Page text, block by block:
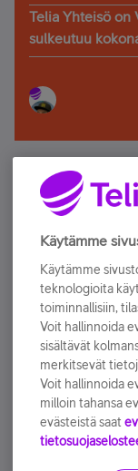
Telia Yhteisö on
sulkeutuu
Älä jää
Tilaa Telian
sähköpostiisi.
Tilaa nyt
Käytämme
Käytämme
teknologioita
toiminnallisiin,
Voit hallinnoida
sisältävät
merkitsevät
Voit hallinnoida
milloin tahansa
evästeistä saat